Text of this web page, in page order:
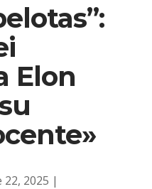
Elon
22, 2025 |